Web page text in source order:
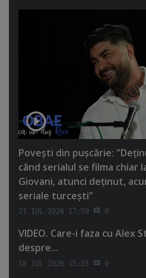
Poveşti din puşcărie:
când serialul se filma chiar
Giovani, atunci deţinut,
seriale turceşti"
21 IUL 2026 17:59 0
VIDEO. Care-i faza cu Alex
despre...
18 IUL 2026 15:55 0